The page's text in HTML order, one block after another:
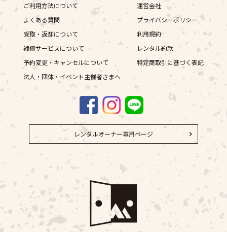
ご利用方法について
よくある質問
受取・返却について
補償サービスについて
予約変更・キャンセルについて
法人・団体・イベント主催者さまへ
運営会社
プライバシーポリシー
利用規約
レンタル約款
特定商取引に基づく表記
レンタルオーナー専用ページ